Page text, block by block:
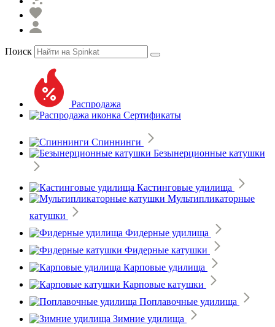
Поиск
Распродажа
Сертификаты
Спиннинги
Безынерционные катушки
Кастинговые удилища
Мультипликаторные
катушки
Фидерные удилища
Фидерные катушки
Карповые удилища
Карповые катушки
Поплавочные удилища
Зимние удилища